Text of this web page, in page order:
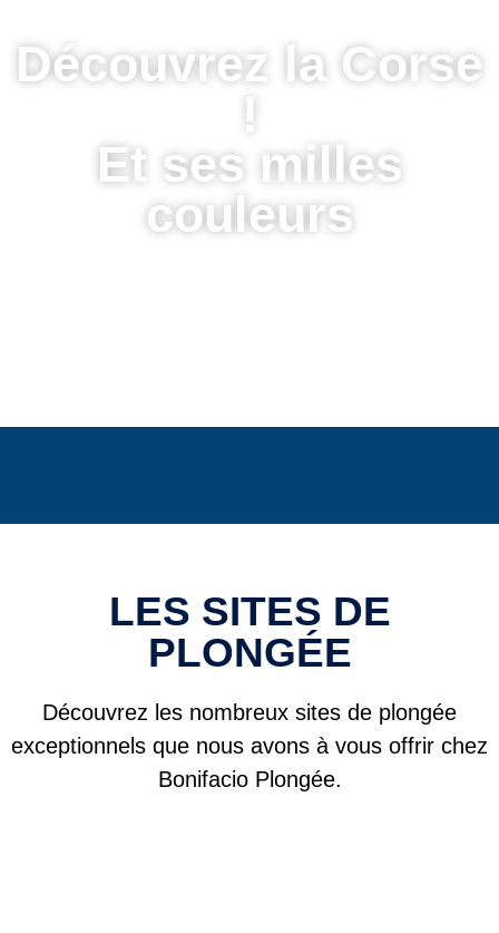
Découvrez la Corse
!
Et ses milles
couleurs
LES SITES DE
PLONGÉE
Découvrez les nombreux sites de plongée
exceptionnels que nous avons à vous offrir chez
Bonifacio Plongée.